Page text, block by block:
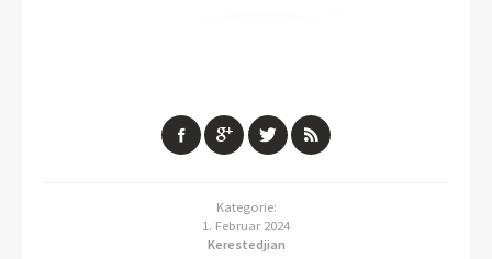
Kategorie:
1. Februar 2024
Kerestedjian